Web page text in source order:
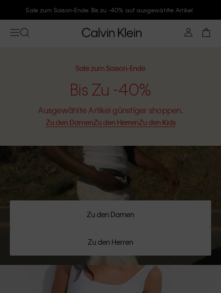
Sale zum Saison-Ende. Bis zu -40% auf ausgewählte Artikel
Sale zum Saison-Ende
Bis Zu -40%
Ausgewählte Artikel günstiger shoppen.
Zu den DamenZu den HerrenZu den Kids
Zu den Damen
Zu den Herren